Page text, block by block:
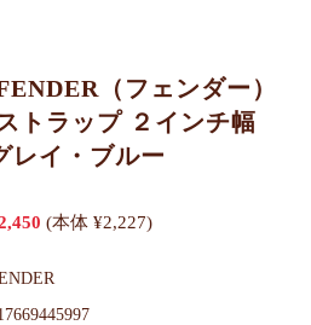
（フェンダー）
トラップ ２インチ幅
レイ・ブルー
(本体 ¥2,227)